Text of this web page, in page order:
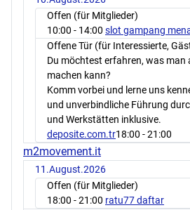
Offen (für Mitglieder)
10:00 - 14:00 slot gampang
Offene Tür (für Interessierte,
Du möchtest erfahren, was man
machen kann?
Komm vorbei und lerne uns
und unverbindliche Führung
und Werkstätten inklusive.
deposite.com.tr18:00 - 21:00
m2movement.it
11.August.2026
Offen (für Mitglieder)
18:00 - 21:00 ratu77 daftar